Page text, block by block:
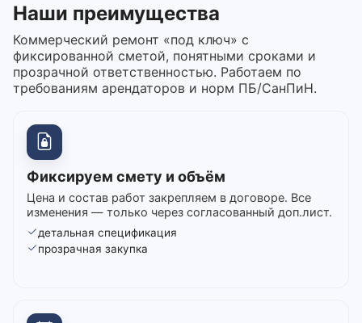
Наши преимущества
Коммерческий ремонт «под ключ» с
фиксированной сметой, понятными сроками и
прозрачной ответственностью. Работаем по
требованиям арендаторов и норм ПБ/СанПиН.
Фиксируем смету и объём
Цена и состав работ закрепляем в договоре. Все
изменения — только через согласованный доп.лист.
детальная спецификация
прозрачная закупка